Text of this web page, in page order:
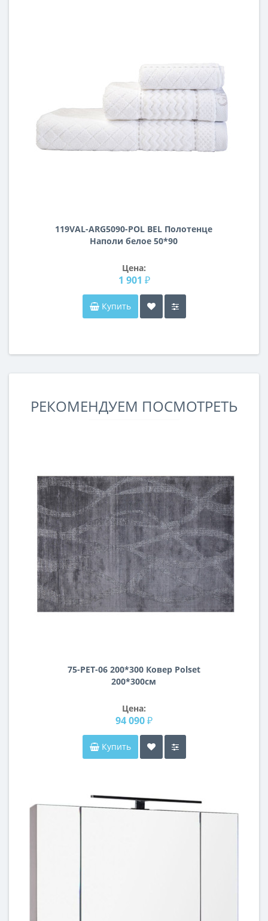
119VAL-ARG5090-POL BEL Полотенце
Наполи белое 50*90
Цена:
1 901 ₽
Купить
РЕКОМЕНДУЕМ ПОСМОТРЕТЬ
75-PET-06 200*300 Ковер Polset
200*300см
Цена:
94 090 ₽
Купить